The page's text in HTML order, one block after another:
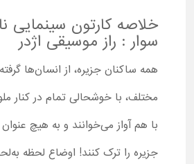
خلاصه کارتون سینمایی
سوار : راز موسیقی اژدر
همه ساکنان جزیره، از انسان‌ها
مختلف، با خوشحالی تمام در کنار
با هم آواز می‌خوانند و به هیچ
جزیره را ترک کنند! اوضاع لحظه